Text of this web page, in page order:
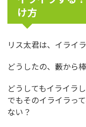
け方
リス太君は、イライ
どうしたの、藪から棒
どうしてもイライラ
でもそのイライラっ
ない？